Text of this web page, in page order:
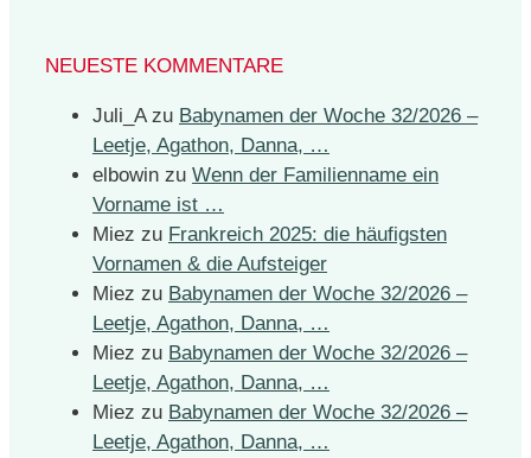
NEUESTE KOMMENTARE
Juli_Azu Babynamen der Woche 32/2026 –
Leetje, Agathon, Danna, …
elbowin zu Wenn der Familienname ein
Vorname ist …
Miez zu Frankreich 2025: die häufigsten
Vornamen & die Aufsteiger
Miez zu Babynamen der Woche 32/2026 –
Leetje, Agathon, Danna, …
Miez zu Babynamen der Woche 32/2026 –
Leetje, Agathon, Danna, …
Miez zu Babynamen der Woche 32/2026 –
Leetje, Agathon, Danna, …